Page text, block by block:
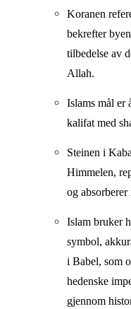
Koranen
bekrefter
tilbedelse av
Allah.
Islams mål er
kalifat med
Steinen i
Himmelen,
og absorberer
Islam bruker
symbol,
i Babel, som
hedenske
gjennom